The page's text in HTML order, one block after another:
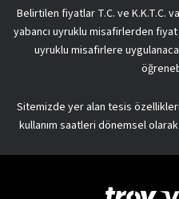
Belirtilen fiyatlar T.C. ve K.K.T.C.
yabancı uyruklu misafirlerden
uyruklu misafirlere
Sitemizde yer alan tesis
kullanım saatleri dönemsel